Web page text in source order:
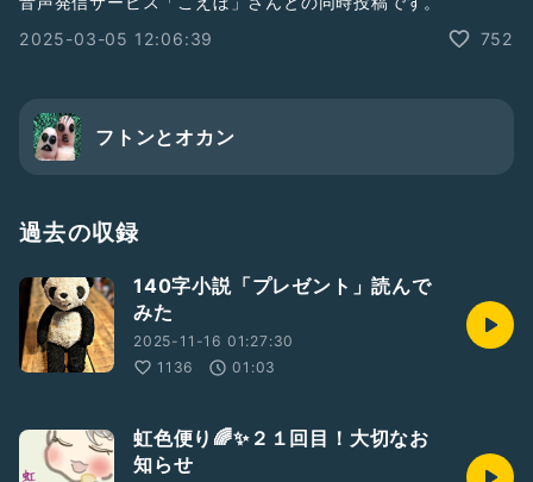
2025-03-05 12:06:39
752
フトンとオカン
過去の収録
140字小説「プレゼント」読んで
みた
2025-11-16 01:27:30
1136
01:03
虹色便り🌈✨️２１回目！大切なお
知らせ